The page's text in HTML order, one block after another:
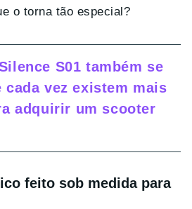
o torna tão especial?
S01 também se
vez existem mais
adquirir um scooter
feito sob medida para